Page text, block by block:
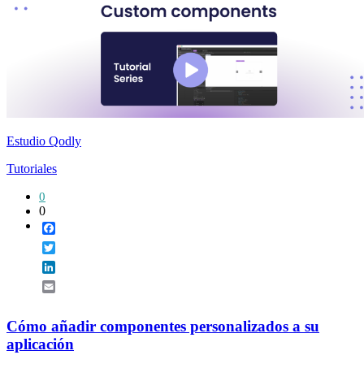
Estudio Qodly
Tutoriales
0
0
Cómo añadir componentes personalizados a su
aplicación